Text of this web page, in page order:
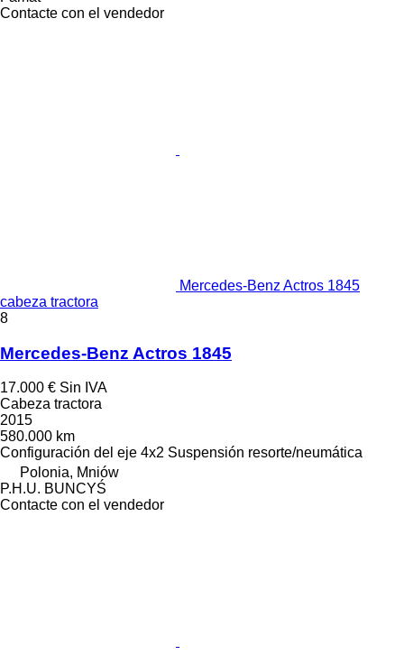
Contacte con el vendedor
Mercedes-Benz Actros 1845
cabeza tractora
8
Mercedes-Benz Actros 1845
17.000 € Sin IVA
Cabeza tractora
2015
580.000 km
Configuración del eje 4x2 Suspensión resorte/neumática
Polonia, Mniów
P.H.U. BUNCYŚ
Contacte con el vendedor